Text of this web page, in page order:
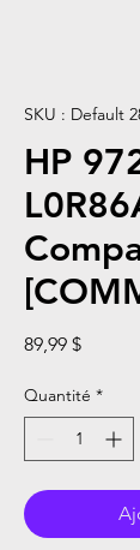
SKU : Default
HP
89,99 $Prix
Quantité *